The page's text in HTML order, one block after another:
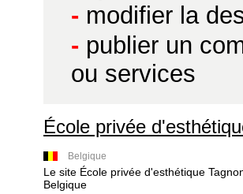
- modifier la
- publier un
ou services
École privée
Belgique
Le site École privée d'esthétique
Belgique